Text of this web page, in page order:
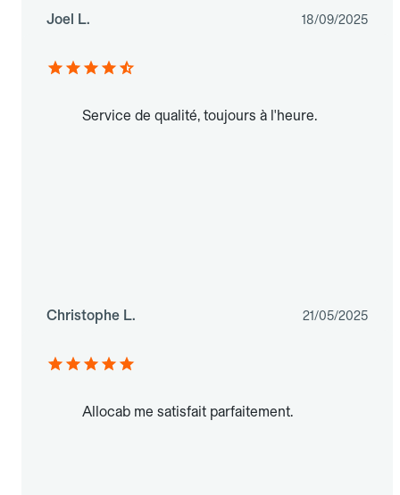
Joel L. 18/09/2025
Service de qualité, toujours à l'heure.
Christophe L. 21/05/2025
Allocab me satisfait parfaitement.